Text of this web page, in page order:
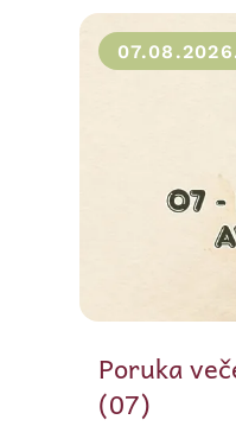
Poruka
(07)